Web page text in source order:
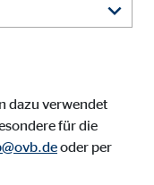
dazu verwendet
für die
oder per